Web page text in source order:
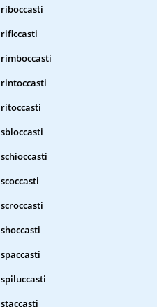
riboccasti
rificcasti
rimboccasti
rintoccasti
ritoccasti
sbloccasti
schioccasti
scoccasti
scroccasti
shoccasti
spaccasti
spiluccasti
staccasti